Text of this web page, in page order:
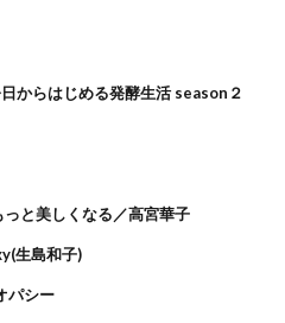
からはじめる発酵生活 season２
と美しくなる／高宮華子
生島和子)
パシー